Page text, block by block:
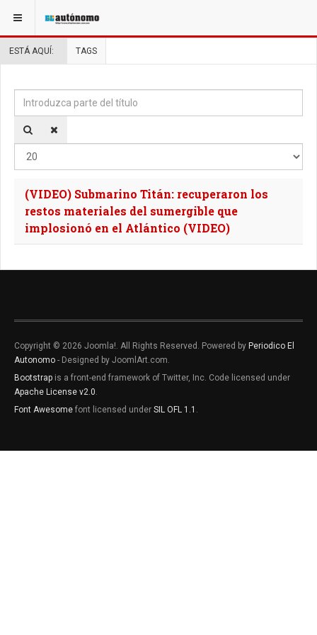
ESTÁ AQUÍ: TAGS
Introduzca parte del título
(VIDEO) Submarino Titán: recuperaron los
restos materiales del sumergible que
implosionó en el Atlántico (VIDEO)
Copyright © 2026 Joomla!. All Rights Reserved. Powered by Periodico El
Autonomo - Designed by JoomlArt.com.
Bootstrap is a front-end framework of Twitter, Inc. Code licensed under
Apache License v2.0.
Font Awesome font licensed under SIL OFL 1.1 .